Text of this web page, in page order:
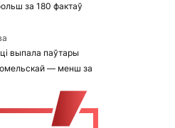
за 180 фактаў
выпала паўтары
— менш за